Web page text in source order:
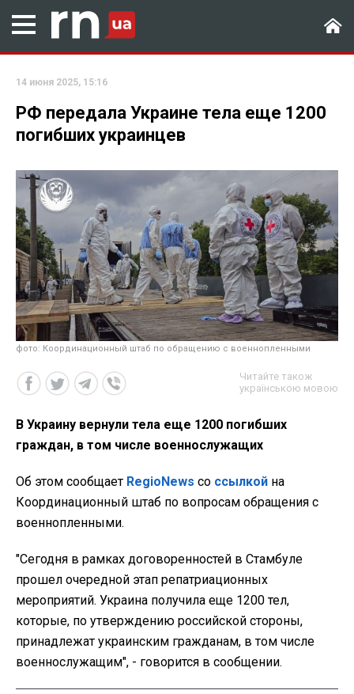
14 июня 2025, 15:16
РФ передала Украине тела еще 1200
погибших украинцев
фото: Координационный штаб по обращению с военнопленными
Читайте також
українською мовою
В Украину вернули тела еще 1200 погибших
граждан, в том числе военнослужащих
Об этом сообщает RegioNews со ссылкой на
Координационный штаб по вопросам обращения с
военнопленными.
"Сегодня в рамках договоренностей в Стамбуле
прошел очередной этап репатриационных
мероприятий. Украина получила еще 1200 тел,
которые, по утверждению российской стороны,
принадлежат украинским гражданам, в том числе
военнослужащим", - говорится в сообщении.